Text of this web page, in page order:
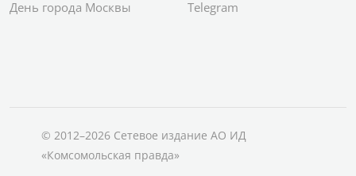
День города Москвы
Telegram
© 2012–2026 Сетевое издание АО ИД
«Комсомольская правда»